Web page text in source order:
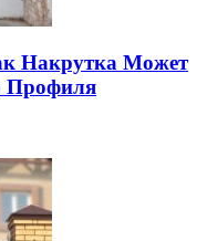
Накрутка Может
Профиля